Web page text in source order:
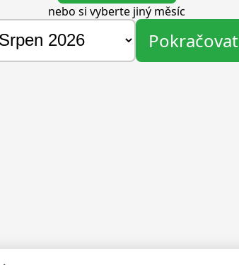
nebo si vyberte jiný měsíc
Pokračovat